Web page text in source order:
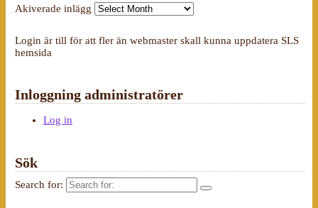
Akiverade inlägg
Login är till för att fler än webmaster skall kunna uppdatera SLS
hemsida
Inloggning administratörer
Log in
Sök
Search for: